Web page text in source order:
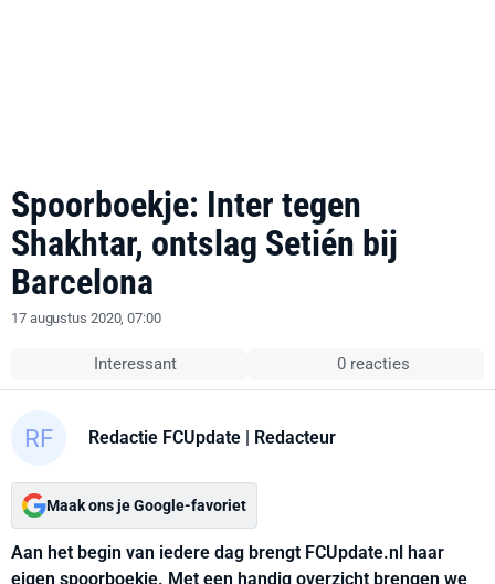
Spoorboekje: Inter tegen
Shakhtar, ontslag Setién bij
Barcelona
17 augustus 2020, 07:00
Interessant 0 reacties
Redactie FCUpdate | Redacteur
Maak ons je Google-favoriet
Aan het begin van iedere dag brengt FCUpdate.nl haar
eigen spoorboekje. Met een handig overzicht brengen we